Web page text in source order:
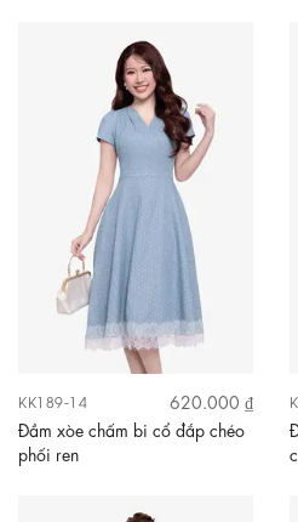
KK189-14
620.000 ₫
Đầm xòe chấm bi cổ đắp chéo
phối ren